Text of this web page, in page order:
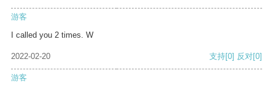
游客
I called you 2 times. W
2022-02-20 支持[0] 反对[0]
游客